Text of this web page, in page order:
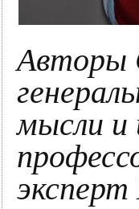
Авторы
мысли и